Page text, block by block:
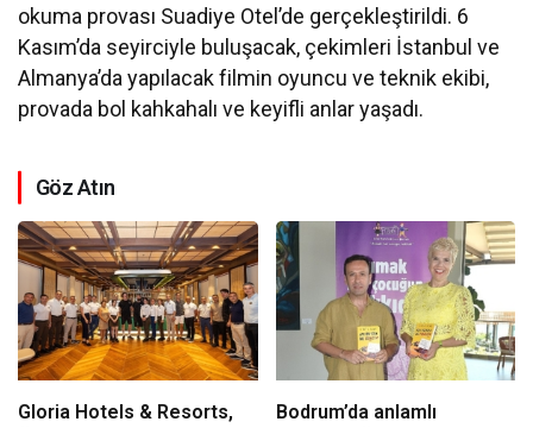
okuma provası Suadiye Otel’de gerçekleştirildi. 6
Kasım’da seyirciyle buluşacak, çekimleri İstanbul ve
Almanya’da yapılacak filmin oyuncu ve teknik ekibi,
provada bol kahkahalı ve keyifli anlar yaşadı.
Göz Atın
Gloria Hotels & Resorts,
Bodrum’da anlamlı